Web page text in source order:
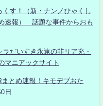
す！（新・ナンノひゃくし
速報） 話題な事件からおも
だいすき永遠の非リア充・
マニアックサイト
とめ速報！キモデブおた
日